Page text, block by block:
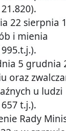
22 sierpnia
i mienia
5 grudnia
oraz
u ludzi
t.j.).
Rady